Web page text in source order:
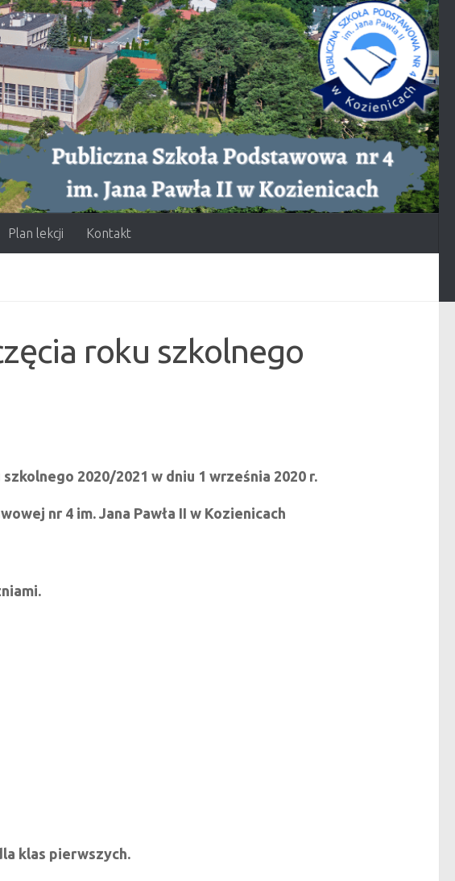
Plan lekcji Kontakt
roku szkolnego
2020/2021 w dniu 1 września 2020 r.
nr 4 im. Jana Pawła II w Kozienicach
klas pierwszych.